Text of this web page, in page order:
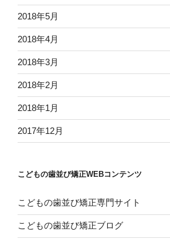
2018年5月
2018年4月
2018年3月
2018年2月
2018年1月
2017年12月
こどもの歯並び矯正WEBコンテンツ
こどもの歯並び矯正専門サイト
こどもの歯並び矯正ブログ